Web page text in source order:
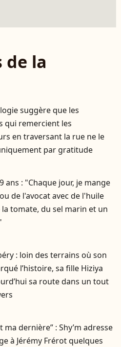
de la
suggère que les
qui remercient les
en traversant la rue ne le
par gratitude
ans : "Chaque jour, je mange
de l'avocat avec de l'huile
la tomate, du sel marin et un
: loin des terrains où son
l’histoire, sa fille Hiziya
sa route dans un tout
ma dernière” : Shy’m adresse
à Jérémy Frérot quelques